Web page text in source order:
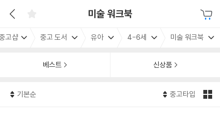
미술 워크북
고샵 중고 도서 유아 4-6세 미술 워크북
베스트 신상품
기본순 중고타입